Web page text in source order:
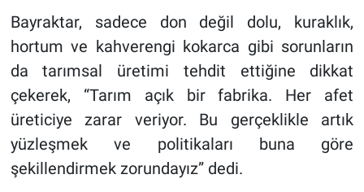
Bayraktar, sadece don değil dolu, kuraklık,
hortum ve kahverengi kokarca gibi sorunların
da tarımsal üretimi tehdit ettiğine dikkat
çekerek, “Tarım açık bir fabrika. Her afet
üreticiye zarar veriyor. Bu gerçeklikle artık
yüzleşmek ve politikaları buna göre
şekillendirmek zorundayız” dedi.